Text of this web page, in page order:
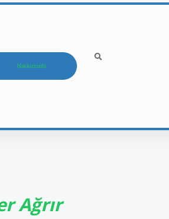
Hakkımızda
Ağrır